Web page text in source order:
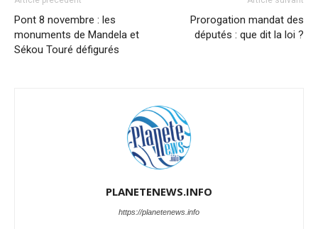
Pont 8 novembre : les
monuments de Mandela et
Sékou Touré défigurés
Prorogation mandat des
députés : que dit la loi ?
PLANETENEWS.INFO
https://planetenews.info